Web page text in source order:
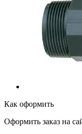
Как оформить
Оформить заказ на